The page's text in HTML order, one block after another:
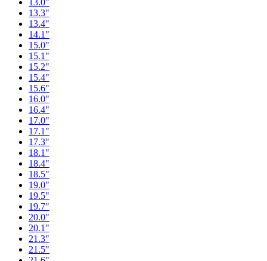
13.0"
13.3"
13.4"
14.1"
15.0"
15.1"
15.2"
15.4"
15.6"
16.0"
16.4"
17.0"
17.1"
17.3"
18.1"
18.4"
18.5"
19.0"
19.5"
19.7"
20.0"
20.1"
21.3"
21.5"